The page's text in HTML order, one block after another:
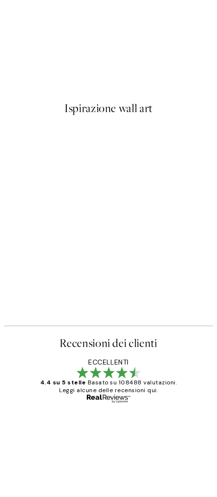
Ispirazione wall art
Recensioni dei clienti
ECCELLENTI
4.4 su 5 stelle Basato su 108488 valutazioni.
Leggi alcune delle recensioni qui.